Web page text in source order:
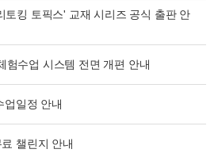
토킹 토픽스' 교재 시리즈 공식 출판 안
험수업 시스템 전면 개편 안내
업일정 안내
챌린지 안내